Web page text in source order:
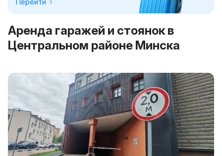
Перейти
Аренда гаражей и стоянок в
Центральном районе Минска